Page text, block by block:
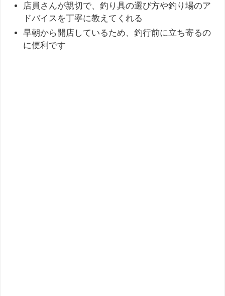
店員さんが親切で、釣り具の選び方や釣り場のア
ドバイスを丁寧に教えてくれる
早朝から開店しているため、釣行前に立ち寄るの
に便利です